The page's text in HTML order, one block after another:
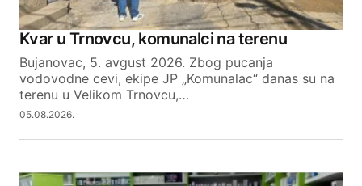
Kvar u Trnovcu, komunalci na terenu
Bujanovac, 5. avgust 2026. Zbog pucanja
vodovodne cevi, ekipe JP „Komunalac“ danas su na
terenu u Velikom Trnovcu,…
05.08.2026.